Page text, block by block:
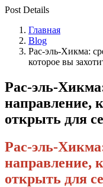
Post Details
Главная
Blog
Рас-эль-Хикма:
которое вы
Рас-эль-
направление,
открыть для
Рас-эль-
направление,
открыть для